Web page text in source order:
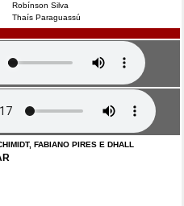
Robínson Silva
Thaís Paraguassú
FABIANO PIRES E DHALL